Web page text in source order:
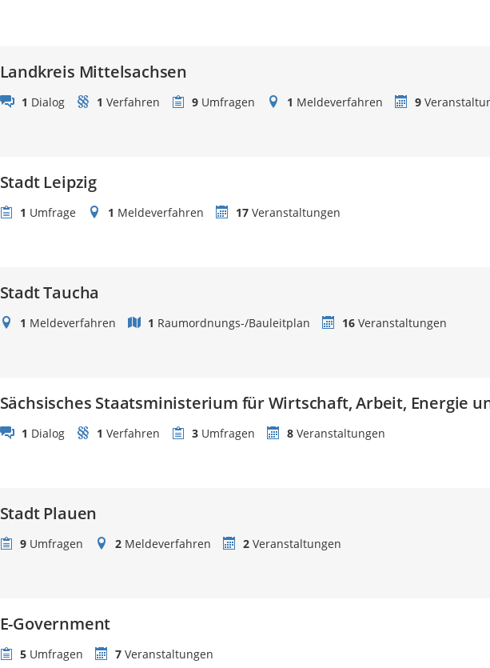
Landkreis Mittelsachsen
1 Dialog 1 Verfahren 9 Umfragen 1 Meldeverfahren 9
Stadt Leipzig
1 Umfrage 1 Meldeverfahren 17 Veranstaltungen
Stadt Taucha
1 Meldeverfahren 1 Raumordnungs-/Bauleitplan 16 Veranstaltungen
Sächsisches Staatsministerium für Wirtschaft, Arbeit, Energie
1 Dialog 1 Verfahren 3 Umfragen 8 Veranstaltungen
Stadt Plauen
9 Umfragen 2 Meldeverfahren 2 Veranstaltungen
E-Government
5 Umfragen 7 Veranstaltungen